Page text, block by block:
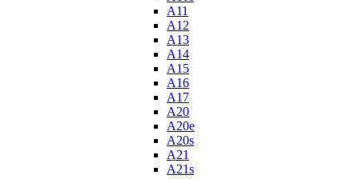
A11
A12
A13
A14
A15
A16
A17
A20
A20e
A20s
A21
A21s